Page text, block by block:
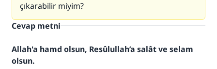
çıkarabilir miyim?
Cevap metni
Allah'a hamd olsun, Resûlullah’a salât ve selam
olsun.